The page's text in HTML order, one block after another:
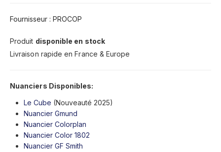
Fournisseur : PROCOP
Produit disponible en stock
Livraison rapide en France & Europe
Nuanciers Disponibles:
Le Cube (Nouveauté 2025)
Nuancier Gmund
Nuancier Colorplan
Nuancier Color 1802
Nuancier GF Smith